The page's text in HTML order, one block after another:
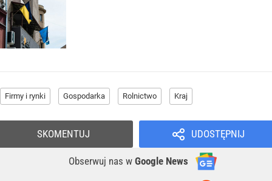
Firmy i rynki Gospodarka Rolnictwo Kraj
UDOSTĘPNIJ
Obserwuj nas w Google News
SKOMENTUJ